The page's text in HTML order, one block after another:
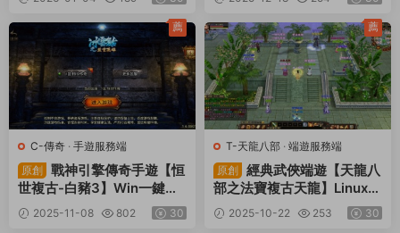
戶端+視頻架設教程
戶端+視頻架設教程
C-傳奇 · 手遊服務端
原創
戰神引擎傳奇手遊【恒
世複古-白豬3】Win一鍵服
務端+安卓蘋果雙端+GM授
權物品後台+視頻架設教程
2025-11-08 802 30
薦
T-天龍八部 · 端遊服務端
原創
經典武俠端遊【天龍八
部之法寶複古天龍】Linux手
工服務端+PC客戶端+GM工
具+視頻架設教程
2025-10-22 253 30
薦